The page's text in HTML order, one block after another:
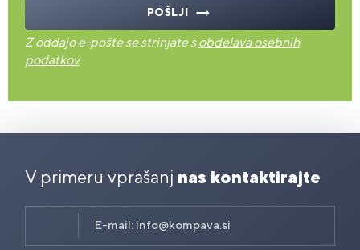
POŠLJI
Z oddajo e-pošte se strinjate sobdelava osebnih
podatkov
V primeru vprašanj nas kontaktirajte
E-mail: info@kompava.si